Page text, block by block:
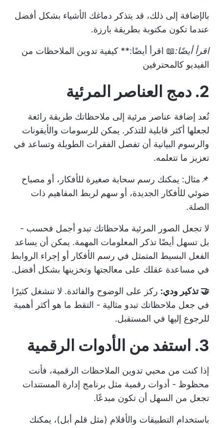
بالإضافة إلى ذلك، قد يتذكر دماغك الأشياء بشكل أفضل
عندما تكون مكتوبة بطريقة بارزة.
اقرأ أيضًا:📖 اقرأ أيضًا:** كيفية تدوين الملاحظات من
الفيديو كالمحترفين
2. دمج العناصر المرئية
تُعد إضافة عناصر مرئية إلى ملاحظاتك طريقة رائعة
لجعلها أكثر قابلية للتذكر. يمكن للرسومات والأيقونات
والرسوم البيانية أن تفصل الفقرات الطويلة وتساعد في
تعزيز ما تتعلمه.
📌مثال: يمكنك رسم سحابة صغيرة للأفكار، أو مصباح
ضوئي للأفكار الجديدة، أو سهم لربط المفاهيم ذات
الصلة.
لا تجعل الصور المرئية ملاحظاتك تبدو أجمل فحسب -
بل تسهل أيضًا تذكر المعلومات المهمة. يمكن أن يساعد
الفعل البسيط المتمثل في رسم الأفكار أو إجراء الروابط
في مساعدة عقلك على معالجتها وتخزينها بشكل أفضل.
🤝 تذكير ودي: ركز على الوضوح والفائدة. لا تنشغل كثيرًا
في جعل ملاحظاتك تبدو مثالية - التقط ما هو أكثر أهمية
للرجوع إليها في المستقبل.
3. استفد من الأدوات الرقمية
إذا كنت من محبي تدوين الملاحظات الرقمية، فأنت
محظوظ - أدوات رقمية مثل برنامج إدارة المستندات
تجعل من السهل أن تكون مبدعًا.
باستخدام التطبيقات والأقلام (مثل قلم أبل)، يمكنك